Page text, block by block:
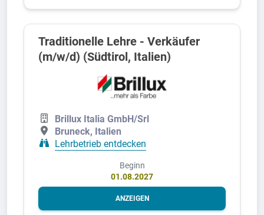
Traditionelle Lehre - Verkäufer
(m/w/d) (Südtirol, Italien)
Brillux Italia GmbH/Srl
Bruneck, Italien
Lehrbetrieb entdecken
Beginn
01.08.2027
ANZEIGEN